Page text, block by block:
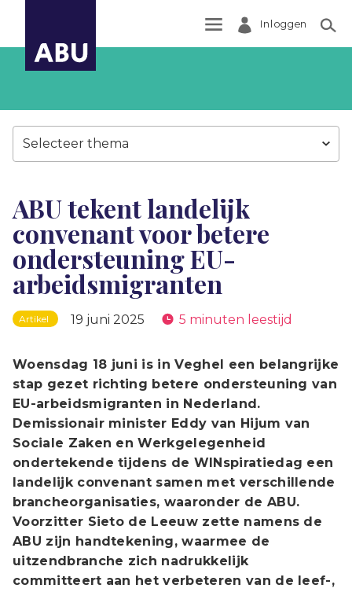
Inloggen
Selecteer thema
ABU tekent landelijk
convenant voor betere
ondersteuning EU-
arbeidsmigranten
Artikel 19 juni 2025 5 minuten leestijd
Woensdag 18 juni is in Veghel een belangrijke
stap gezet richting betere ondersteuning van
EU-arbeidsmigranten in Nederland.
Demissionair minister Eddy van Hijum van
Sociale Zaken en Werkgelegenheid
ondertekende tijdens de WINspiratiedag een
landelijk convenant samen met verschillende
brancheorganisaties, waaronder de ABU.
Voorzitter Sieto de Leeuw zette namens de
ABU zijn handtekening, waarmee de
uitzendbranche zich nadrukkelijk
committeert aan het verbeteren van de leef-,